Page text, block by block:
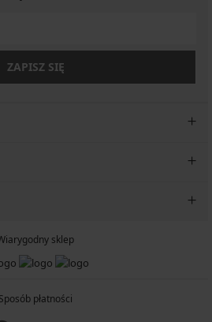
ZAPISZ SIĘ
sklep
Sposób płatności